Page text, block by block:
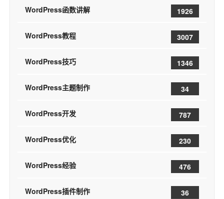
WordPress函数讲解 1926
WordPress教程 3007
WordPress技巧 1346
WordPress主题制作 34
WordPress开发 787
WordPress优化 230
WordPress经验 476
WordPress插件制作 36